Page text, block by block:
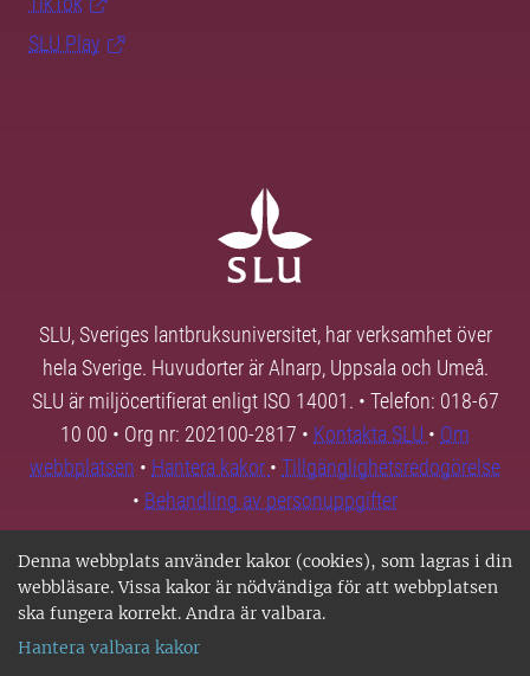
Denna webbplats använder kakor (cookies), som lagras i din
webbläsare. Vissa kakor är nödvändiga för att webbplatsen
ska fungera korrekt. Andra är valbara.
Hantera valbara kakor
SLU Play
SLU, Sveriges lantbruksuniversitet, har verksamhet över
hela Sverige. Huvudorter är Alnarp, Uppsala och Umeå.
SLU är miljöcertifierat enligt ISO 14001. • Telefon: 018-67
10 00 • Org nr: 202100-2817 • Kontakta SLU • Om
webbplatsen • Hantera kakor • Tillgänglighetsredogörelse
• Behandling av personuppgifter